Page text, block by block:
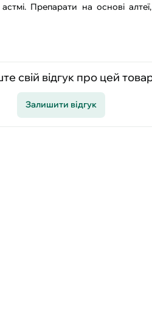
астмі. Препарати на основі
свій відгук про цей
Залишити відгук